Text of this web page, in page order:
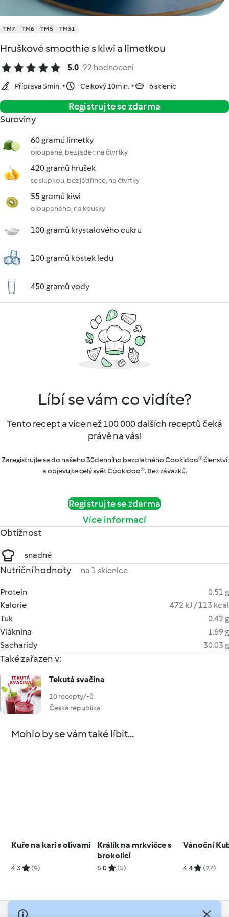
TM7 TM6 TM5 TM31
Hruškové smoothie s kiwi a limetkou
5.0 22 hodnocení
Příprava 5min. Celkový 10min. 6 sklenic
Registrujte se zdarma
Suroviny
60 gramů limetky
oloupané, bez jader, na čtvrtky
420 gramů hrušek
se slupkou, bez jádřince, na čtvrtky
55 gramů kiwi
oloupaného, na kousky
100 gramů krystalového cukru
100 gramů kostek ledu
450 gramů vody
Líbí se vám co vidíte?
Tento recept a více než 100 000 dalších receptů čeká
právě na vás!
Zaregistrujte se do našeho 30denního bezplatného Cookidoo® členství
a objevujte celý svět Cookidoo®. Bez závazků.
Registrujte se zdarma
Více informací
Obtížnost
snadné
Nutriční hodnoty na 1 sklenice
Protein
0.51 g
Kalorie
472 kJ / 113 kcal
Tuk
0.42 g
Vláknina
1.69 g
Sacharidy
30.03 g
Také zařazen v:
Tekutá svačina
10 recepty/-ů
Česká republika
Mohlo by se vám také líbit...
Kuře na kari s olivami
4.3 (9)
Králík na mrkvičce s
brokolicí
5.0 (5)
Vánoční
4.4 (27)